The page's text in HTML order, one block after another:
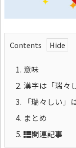
Contents
1. 意味
2. 漢字は「瑞々
3. 「瑞々しい」
4. まとめ
5.
関連記事